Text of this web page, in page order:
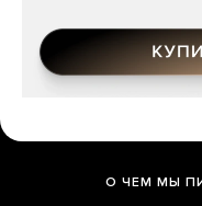
О ЧЕМ МЫ